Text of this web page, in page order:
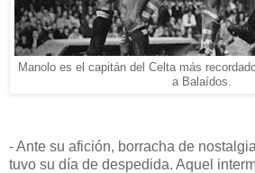
Manolo es el capitán del Celta más
a Balaídos.
- Ante su afición, borracha de
tuvo su día de despedida. Aquel